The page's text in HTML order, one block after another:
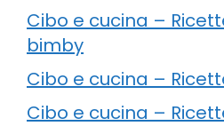
Cibo e cucina –
bimby
Cibo e cucina –
Cibo e cucina –